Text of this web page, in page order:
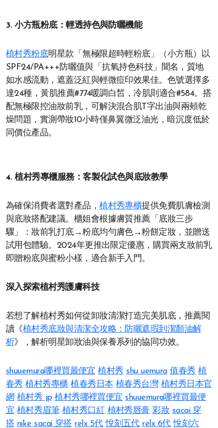
3. 小方瓶粉底：輕透持色與防曬機能
植村秀粉底明星款「無極限超時輕粉底」（小方瓶）以
SPF24/PA+++防曬值與「抗氧持色科技」聞名，質地
如水感流動，遮蓋泛紅與輕微痘印效果佳。色號選擇多
達24種，黃肌推薦#774暖調白皙，冷肌則適合#584。搭
配無極限控油妝前乳，可解決混合肌T字出油與兩頰乾
燥問題，實測帶妝10小時僅鼻翼微泛油光，暗沉度低於
同價位產品。
4. 植村秀專櫃服務：客製化試色與底妝教學
為確保消費者選對產品，植村秀專櫃提供免費肌膚檢測
與底妝搭配建議。櫃姐會根據膚質推薦「底妝三步
驟」：妝前乳打底→粉底均勻膚色→粉餅定妝，並贈送
試用包體驗。2024年更推出限定優惠，購買兩支妝前乳
即贈粉底與蜜粉小樣，適合新手入門。
深入探索植村秀護膚科技
若想了解植村秀如何從卸妝清潔打造完美肌底，推薦閱
讀《植村秀底妝與清潔全攻略：防曬遮瑕到潔顏油解
析》，解析明星卸妝油與保養系列的協同功效。
shuuemura哪裡買最便宜 植村秀 shu uemura 值春秀 植
春秀 植村秀專櫃 植春秀日本 植春秀台灣 植村秀日本官
網 植村秀 jp 植村秀哪裡買便宜 shuuemura哪裡買最便
宜 植村秀眉筆 植村秀口紅 植村秀唇膏 彩妝 sacai 穿
搭 nike sacai 穿搭 relx 5代 悅刻五代 relx 6代 悅刻六